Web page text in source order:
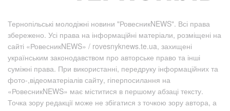
Тернопільські молодіжні новини "РовесникNEWS". Всі права
збережено. Усі права на інформаційні матеріали, розміщені на
сайті «РовесникNEWS» / rovesnyknews.te.ua, захищені
українським законодавством про авторське право та інші
суміжні права. При використанні, передруку інформаційних та
фото-,відеоматеріалів сайту, гіперпосилання на
«РовесникNEWS» має міститися в першому абзаці тексту.
Точка зору редакції може не збігатися з точкою зору автора, а